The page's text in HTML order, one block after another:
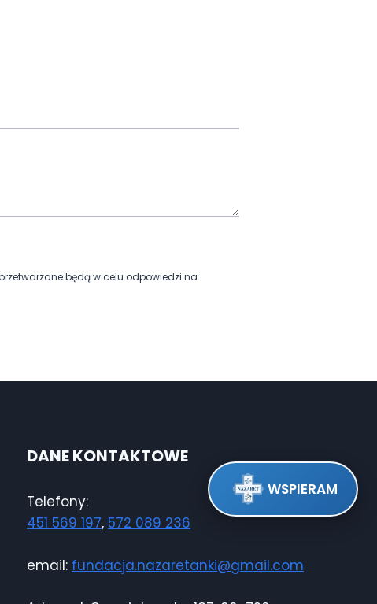
będą w celu odpowiedzi na
DANE KONTAKTOWE
Telefony:
451 569 197, 572 089 236
email: fundacja.nazaretanki@gmail.com
WSPIERAM